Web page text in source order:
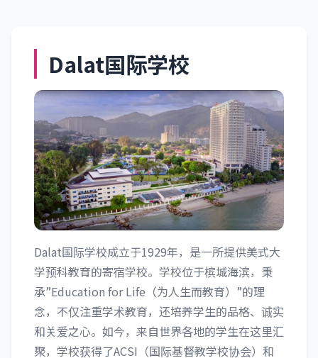
Dalat国际学校
Dalat国际学校成立于1929年，是一所提供美式大
学预科教育的寄宿学校。学校位于槟城海滨，秉
承”Education for Life（为人生而教育）”的理
念，不仅注重学术教育，还培养学生的品格、诚实
和关爱之心。如今，来自世界各地的学生在这里汇
聚，学校获得了ACSI（国际基督教学校协会）和